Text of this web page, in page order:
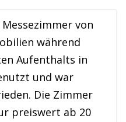
von
während
Aufenthalts in
und war
Die Zimmer
preiswert ab 20